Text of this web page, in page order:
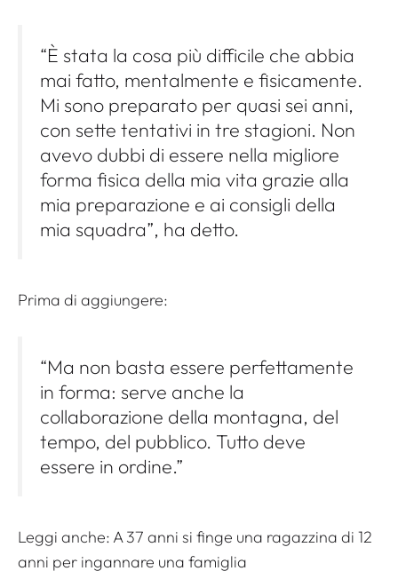
“È stata la cosa più difficile che abbia
mai fatto, mentalmente e fisicamente.
Mi sono preparato per quasi sei anni,
con sette tentativi in ​​tre stagioni. Non
avevo dubbi di essere nella migliore
forma fisica della mia vita grazie alla
mia preparazione e ai consigli della
mia squadra”, ha detto.
Prima di aggiungere:
“Ma non basta essere perfettamente
in forma: serve anche la
collaborazione della montagna, del
tempo, del pubblico. Tutto deve
essere in ordine.”
Leggi anche: A 37 anni si finge una ragazzina di 12
anni per ingannare una famiglia